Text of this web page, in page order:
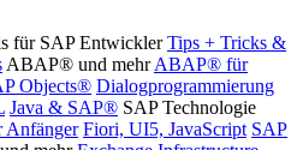
für SAP Entwickler Tips + Tricks &
ABAP® und mehr ABAP® für
Objects® Dialogprogrammierung
Java & SAP® SAP Technologie
Fiori, UI5, JavaScript SAP